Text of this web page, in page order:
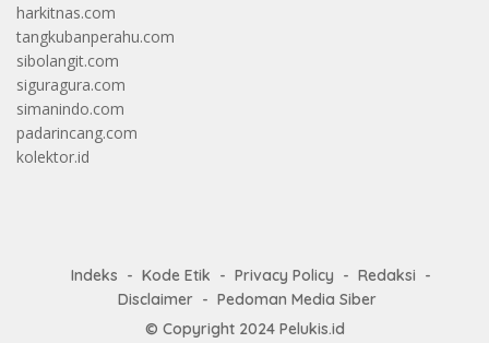
harkitnas.com
tangkubanperahu.com
sibolangit.com
siguragura.com
simanindo.com
padarincang.com
kolektor.id
Indeks Kode Etik Privacy Policy
Redaksi
Disclaimer
Pedoman Media Siber
© Copyright 2024 Pelukis.id